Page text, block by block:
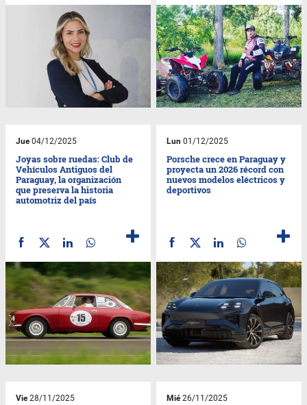
Jue04/12/2025
Joyas sobre ruedas: Club de
Vehículos Antiguos del
Paraguay, la organización
que preserva la historia
automotriz del país
Lun 01/12/2025
Porsche crece en Paraguay y
proyecta un 2026 récord con
nuevos modelos eléctricos y
deportivos
Vie28/11/2025 Mié26/11/2025